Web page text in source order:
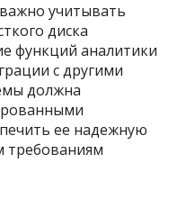
учитывать
диска
функций аналитики
с другими
должна
ее надежную
требованиям